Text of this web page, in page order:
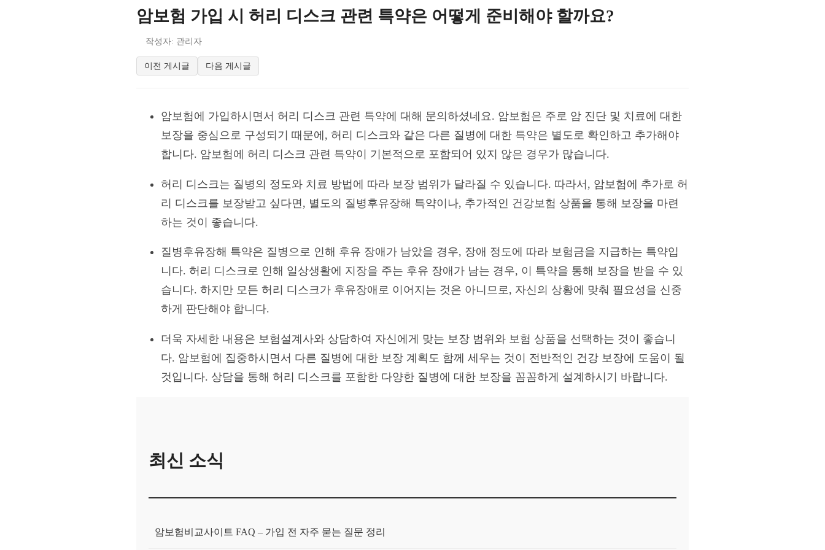
암보험 가입 시 허리 디스크 관련 특약은 어떻게 준비해야 할까요?
작성자: 관리자
이전 게시글 다음 게시글
암보험에 가입하시면서 허리 디스크 관련 특약에 대해 문의하셨네요. 암보험은 주로 암 진단 및 치료에 대한
보장을 중심으로 구성되기 때문에, 허리 디스크와 같은 다른 질병에 대한 특약은 별도로 확인하고 추가해야
합니다. 암보험에 허리 디스크 관련 특약이 기본적으로 포함되어 있지 않은 경우가 많습니다.
허리 디스크는 질병의 정도와 치료 방법에 따라 보장 범위가 달라질 수 있습니다. 따라서, 암보험에 추가로 허
리 디스크를 보장받고 싶다면, 별도의 질병후유장해 특약이나, 추가적인 건강보험 상품을 통해 보장을 마련
하는 것이 좋습니다.
질병후유장해 특약은 질병으로 인해 후유 장애가 남았을 경우, 장애 정도에 따라 보험금을 지급하는 특약입
니다. 허리 디스크로 인해 일상생활에 지장을 주는 후유 장애가 남는 경우, 이 특약을 통해 보장을 받을 수 있
습니다. 하지만 모든 허리 디스크가 후유장애로 이어지는 것은 아니므로, 자신의 상황에 맞춰 필요성을 신중
하게 판단해야 합니다.
더욱 자세한 내용은 보험설계사와 상담하여 자신에게 맞는 보장 범위와 보험 상품을 선택하는 것이 좋습니
다. 암보험에 집중하시면서 다른 질병에 대한 보장 계획도 함께 세우는 것이 전반적인 건강 보장에 도움이 될
것입니다. 상담을 통해 허리 디스크를 포함한 다양한 질병에 대한 보장을 꼼꼼하게 설계하시기 바랍니다.
최신 소식
암보험비교사이트 FAQ – 가입 전 자주 묻는 질문 정리